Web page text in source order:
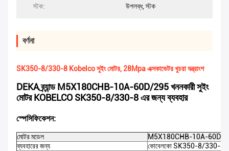
স্টক: উপলব্ধ, স্টক
বর্ণনা
SK350-8/330-8 Kobelco সুইং মোটর, 28Mpa এক্সকাভেটর খুচরা যন্ত্রাংশ
DEKA ব্র্যান্ড M5X180CHB-10A-60D/295 খননকারী সুইং
মোটর KOBELCO SK350-8/330-8 এর জন্য ব্যবহার
স্পেসিফিকেশন:
মোটর মডেল
M5X180CHB-10A-60D/
ব্যবহারের জন্য
কোবেলকো SK350-8/330-8